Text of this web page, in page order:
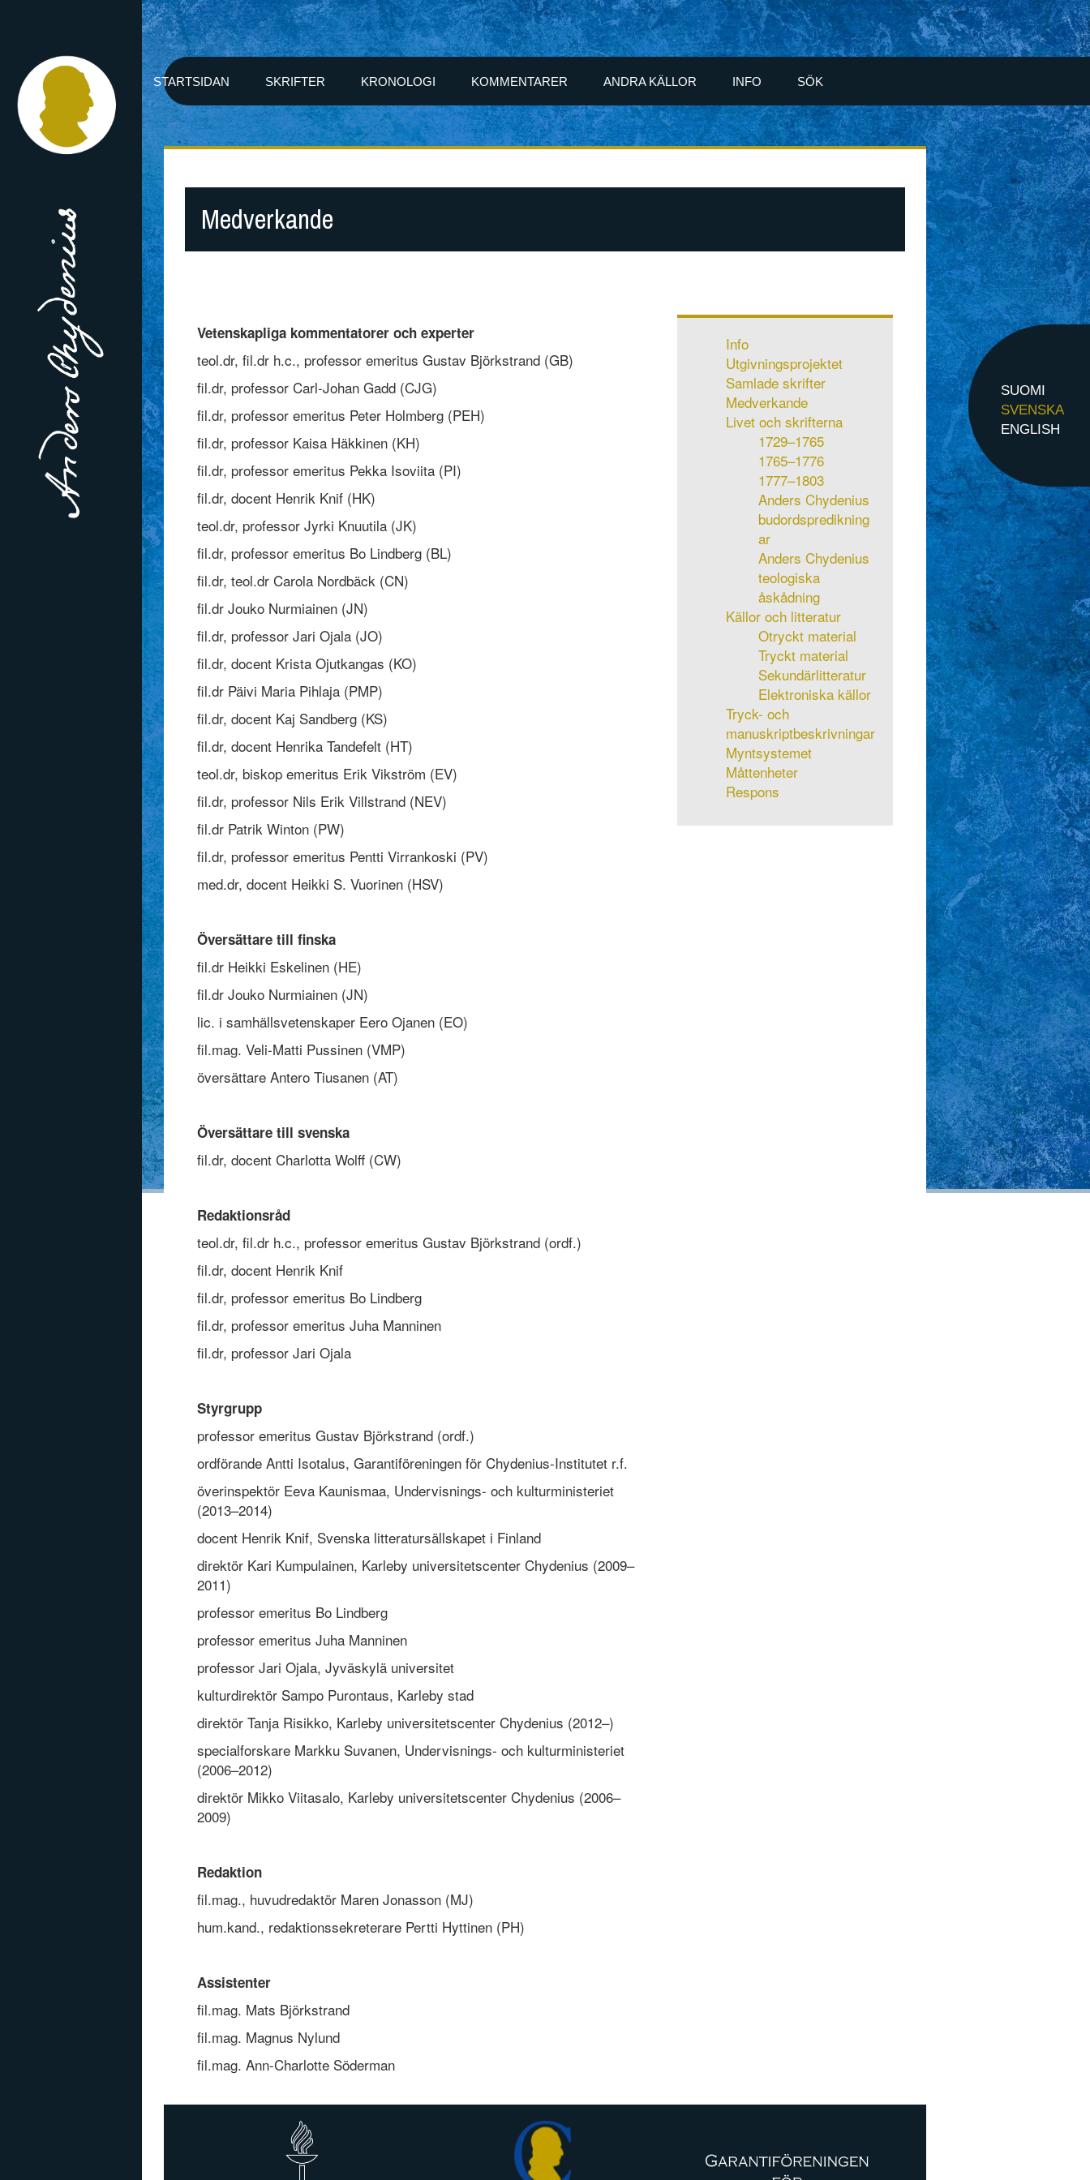
STARTSIDAN SKRIFTER KRONOLOGI KOMMENTARER ANDRA KÄLLOR INFO SÖK
SUOMI
SVENSKA
ENGLISH
Medverkande
Vetenskapliga kommentatorer och experter
teol.dr, fil.dr h.c., professor emeritus Gustav Björkstrand (GB)
fil.dr, professor Carl-Johan Gadd (CJG)
fil.dr, professor emeritus Peter Holmberg (PEH)
fil.dr, professor Kaisa Häkkinen (KH)
fil.dr, professor emeritus Pekka Isoviita (PI)
fil.dr, docent Henrik Knif (HK)
teol.dr, professor Jyrki Knuutila (JK)
fil.dr, professor emeritus Bo Lindberg (BL)
fil.dr, teol.dr Carola Nordbäck (CN)
fil.dr Jouko Nurmiainen (JN)
fil.dr, professor Jari Ojala (JO)
fil.dr, docent Krista Ojutkangas (KO)
fil.dr Päivi Maria Pihlaja (PMP)
fil.dr, docent Kaj Sandberg (KS)
fil.dr, docent Henrika Tandefelt (HT)
teol.dr, biskop emeritus Erik Vikström (EV)
fil.dr, professor Nils Erik Villstrand (NEV)
fil.dr Patrik Winton (PW)
fil.dr, professor emeritus Pentti Virrankoski (PV)
med.dr, docent Heikki S. Vuorinen (HSV)
Översättare till finska
fil.dr Heikki Eskelinen (HE)
fil.dr Jouko Nurmiainen (JN)
lic. i samhällsvetenskaper Eero Ojanen (EO)
fil.mag. Veli-Matti Pussinen (VMP)
översättare Antero Tiusanen (AT)
Översättare till svenska
fil.dr, docent Charlotta Wolff (CW)
Redaktionsråd
teol.dr, fil.dr h.c., professor emeritus Gustav Björkstrand (ordf.)
fil.dr, docent Henrik Knif
fil.dr, professor emeritus Bo Lindberg
fil.dr, professor emeritus Juha Manninen
fil.dr, professor Jari Ojala
Styrgrupp
professor emeritus Gustav Björkstrand (ordf.)
ordförande Antti Isotalus, Garantiföreningen för Chydenius-Institutet r.f.
överinspektör Eeva Kaunismaa, Undervisnings- och kulturministeriet
(2013–2014)
docent Henrik Knif, Svenska litteratursällskapet i Finland
direktör Kari Kumpulainen, Karleby universitetscenter Chydenius (2009–
2011)
professor emeritus Bo Lindberg
professor emeritus Juha Manninen
professor Jari Ojala, Jyväskylä universitet
kulturdirektör Sampo Purontaus, Karleby stad
direktör Tanja Risikko, Karleby universitetscenter Chydenius (2012–)
specialforskare Markku Suvanen, Undervisnings- och kulturministeriet
(2006–2012)
direktör Mikko Viitasalo, Karleby universitetscenter Chydenius (2006–
2009)
Redaktion
fil.mag., huvudredaktör Maren Jonasson (MJ)
hum.kand., redaktionssekreterare Pertti Hyttinen (PH)
Assistenter
fil.mag. Mats Björkstrand
fil.mag. Magnus Nylund
fil.mag. Ann-Charlotte Söderman
Info
Utgivningsprojektet
Samlade skrifter
Medverkande
Livet och skrifterna
1729–1765
1765–1776
1777–1803
Anders Chydenius
budordspredikning
ar
Anders Chydenius
teologiska
åskådning
Källor och litteratur
Otryckt material
Tryckt material
Sekundärlitteratur
Elektroniska källor
Tryck- och
manuskriptbeskrivningar
Myntsystemet
Måttenheter
Respons